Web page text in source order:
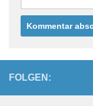
FOLGEN: